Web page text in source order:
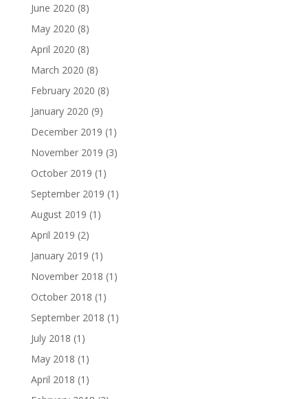
June 2020 (8)
May 2020 (8)
April 2020 (8)
March 2020 (8)
February 2020 (8)
January 2020 (9)
December 2019 (1)
November 2019 (3)
October 2019 (1)
September 2019 (1)
August 2019 (1)
April 2019 (2)
January 2019 (1)
November 2018 (1)
October 2018 (1)
September 2018 (1)
July 2018 (1)
May 2018 (1)
April 2018 (1)